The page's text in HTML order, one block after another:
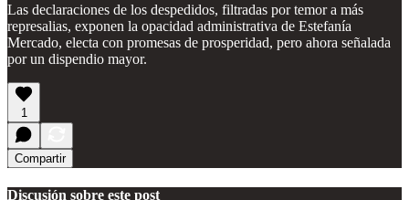
Las declaraciones de los despedidos, filtradas por temor a más
represalias, exponen la opacidad administrativa de Estefanía
Mercado, electa con promesas de prosperidad, pero ahora señalada
por un dispendio mayor.
1
Compartir
Discusión sobre este post